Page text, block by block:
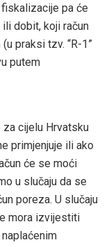
pa će
dobit, koji račun
praksi tzv. “R-1”
putem
cijelu Hrvatsku
primjenjuje ili ako
će se moći
u slučaju da se
poreza. U slučaju
mora izvijestiti